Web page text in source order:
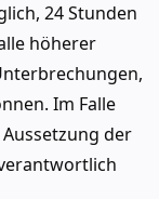
24 Stunden
höherer
Im Falle
der